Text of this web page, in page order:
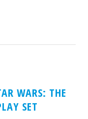
WARS: THE
SET